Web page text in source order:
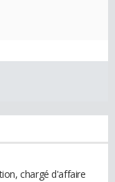
chargé d'affaire